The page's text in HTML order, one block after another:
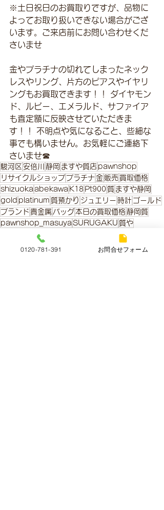
※土日祝日のお買取りですが、品物に
よってお取り扱いできない場合がござ
います。ご来店前にお問い合わせくだ
さいませ
金やプラチナの切れてしまったネック
レスやリング、片方のピアスやイヤリ
ングもお買取できます！！ ダイヤモン
ド、ルビー、エメラルド、サファイア
も査定額に反映させていただきま
す！！ 不明点や気になること、些細な
事でも構いません。お気軽にご連絡下
さいませ☎
駿河区 安倍川 静岡 ますや質店 pawnshop
リサイクルショップ プラチナ 金 販売 買取価格
shizuokaabekawa K18 Pt900質 ますや静岡
gold platinum 質預かり ジュエリー 時計 ゴールド
ブランド 貴金属 バッグ 本日の買取価格 静岡質
pawnshop_masuyaSURUGAKU 質や
金・プラチナ本日の買取価格
0120-781-391 お問合せフォーム